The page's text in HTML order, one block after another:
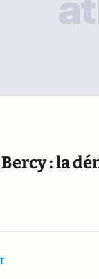
: la